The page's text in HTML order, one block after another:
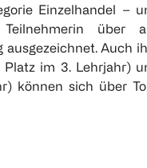
Einzelhandel –
über
ausgezeichnet. Auch
Platz im 3. Lehrjahr)
können sich über